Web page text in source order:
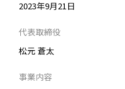
2023年9月21日
代表取締役
松元 蒼太
事業内容